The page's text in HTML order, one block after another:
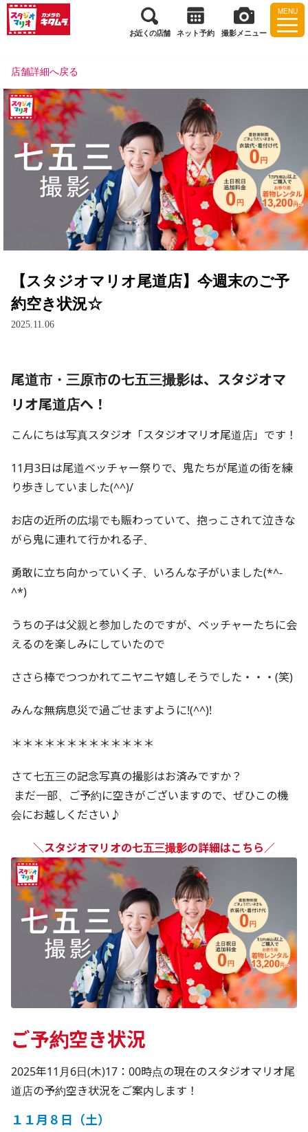
MENU
お近くの店舗 ネット予約 撮影メニュー
店舗詳細へ戻る
【スタジオマリオ尾道店】今週末のご予
約空き状況☆
2025.11.06
尾道市・三原市の七五三撮影は、スタジオマ
リオ尾道店へ！
こんにちは写真スタジオ「スタジオマリオ尾道店」です！
11月3日は尾道ベッチャー祭りで、鬼たちが尾道の街を練
り歩きしていました(^^)/
お店の近所の広場でも賑わっていて、抱っこされて泣きな
がら鬼に連れて行かれる子、
勇敢に立ち向かっていく子、いろんな子がいました(*^-
^*)
うちの子は父親と参加したのですが、ベッチャーたちに会
えるのを楽しみにしていたので
ささら棒でつつかれてニヤニヤ嬉しそうでした・・・(笑)
みんな無病息災で過ごせますように!(^^)!
＊＊＊＊＊＊＊＊＊＊＊＊＊
さて七五三の記念写真の撮影はお済みですか？
会にお越しください♪
＼スタジオマリオの七五三撮影の詳細はこちら／
ご予約空き状況
2025年11月6日(木)17：00時点の現在のスタジオマリオ尾
道店の予約空き状況をご案内します！
１１月８日（土）